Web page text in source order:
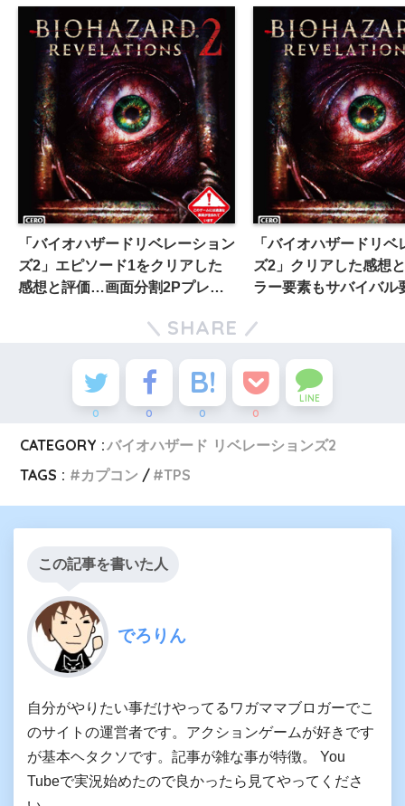
「バイオハザードリベレーション
ズ2」エピソード1をクリアした
感想と評価…画面分割2Pプレイ
「バイオハザードリベ
ズ2」クリアした感想
ラー要素もサバイバル
SHARE
0 0 0 0
LINE
CATEGORY :バイオハザード リベレーションズ2
TAGS :
カプコン TPS
この記事を書いた人
でろりん
自分がやりたい事だけやってるワガママブロガーでこ
のサイトの運営者です。アクションゲームが好きです
が基本ヘタクソです。記事が雑な事が特徴。 You
Tubeで実況始めたので良かったら見てやってくださ